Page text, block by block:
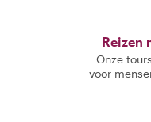
Reizen
Onze
voor